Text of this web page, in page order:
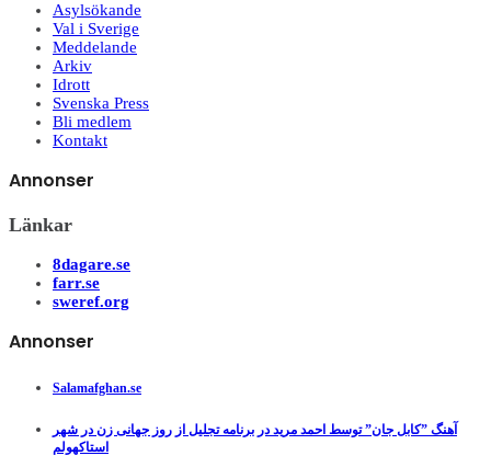
Asylsökande
Val i Sverige
Meddelande
Arkiv
Idrott
Svenska Press
Bli medlem
Kontakt
Annonser
Länkar
8dagare.se
farr.se
sweref.org
Annonser
Salamafghan.se
آهنگ ”کابل جان” توسط احمد مرید در برنامه تجلیل از روز جهانی زن در شهر
استاکهولم